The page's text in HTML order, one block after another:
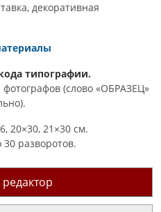
декоративная
типографии.
фотографов (слово «ОБРАЗЕЦ»
20×30, 21×30 см.
разворотов.